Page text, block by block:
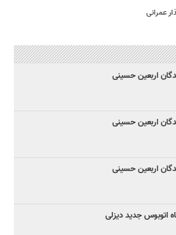
عمرانی
اربعین حسینی
اربعین حسینی
اربعین حسینی